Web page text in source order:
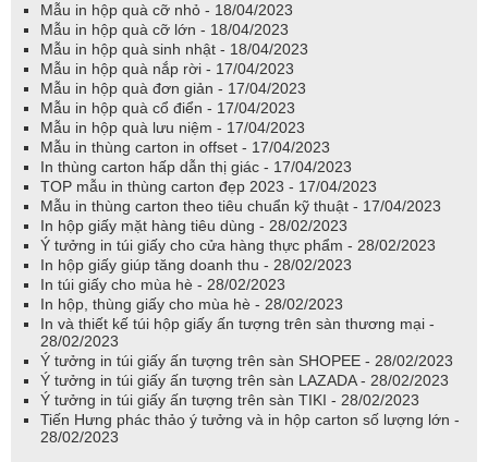
Mẫu in hộp quà cỡ nhỏ - 18/04/2023
Mẫu in hộp quà cỡ lớn - 18/04/2023
Mẫu in hộp quà sinh nhật - 18/04/2023
Mẫu in hộp quà nắp rời - 17/04/2023
Mẫu in hộp quà đơn giản - 17/04/2023
Mẫu in hộp quà cổ điển - 17/04/2023
Mẫu in hộp quà lưu niệm - 17/04/2023
Mẫu in thùng carton in offset - 17/04/2023
In thùng carton hấp dẫn thị giác - 17/04/2023
TOP mẫu in thùng carton đẹp 2023 - 17/04/2023
Mẫu in thùng carton theo tiêu chuẩn kỹ thuật - 17/04/2023
In hộp giấy mặt hàng tiêu dùng - 28/02/2023
Ý tưởng in túi giấy cho cửa hàng thực phẩm - 28/02/2023
In hộp giấy giúp tăng doanh thu - 28/02/2023
In túi giấy cho mùa hè - 28/02/2023
In hộp, thùng giấy cho mùa hè - 28/02/2023
In và thiết kế túi hộp giấy ấn tượng trên sàn thương mại -
28/02/2023
Ý tưởng in túi giấy ấn tượng trên sàn SHOPEE - 28/02/2023
Ý tưởng in túi giấy ấn tượng trên sàn LAZADA - 28/02/2023
Ý tưởng in túi giấy ấn tượng trên sàn TIKI - 28/02/2023
Tiến Hưng phác thảo ý tưởng và in hộp carton số lượng lớn -
28/02/2023